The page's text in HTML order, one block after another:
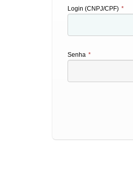
Login (CNPJ/CPF) *
Senha *